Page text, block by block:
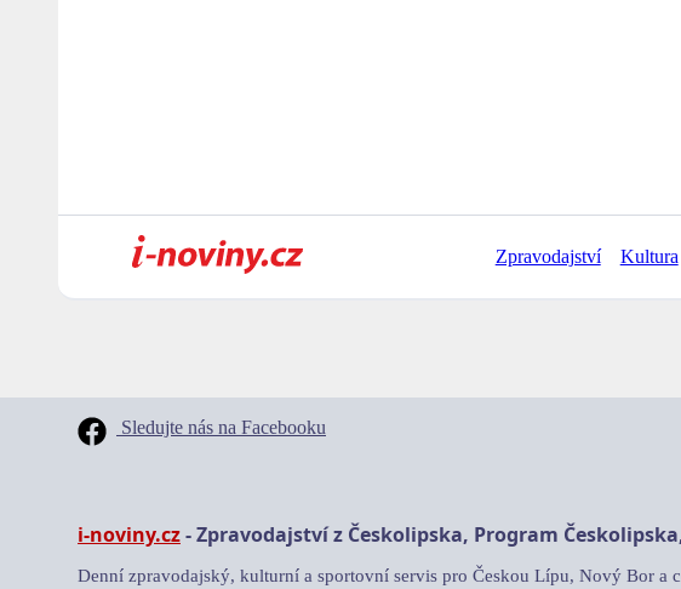
Zpravodajství Kultura
Sledujte nás na Facebooku
i-noviny.cz- Zpravodajství z Českolipska, Program
Denní zpravodajský, kulturní a sportovní servis pro Českou Lípu, Nový Bor a